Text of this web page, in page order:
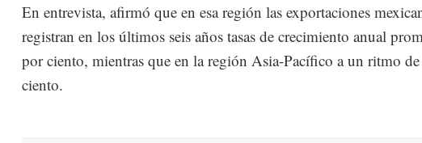
En entrevista, afirmó que en esa región las exportaciones
registran en los últimos seis años tasas de crecimiento anual
por ciento, mientras que en la región Asia-Pacífico a un ritmo
ciento.